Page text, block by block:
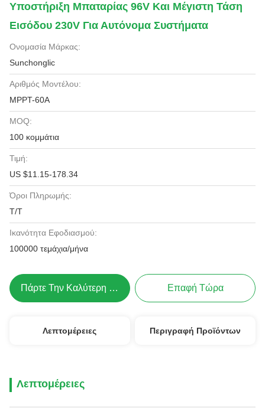
Υποστήριξη Μπαταρίας 96V Και Μέγιστη Τάση
Εισόδου 230V Για Αυτόνομα Συστήματα
Ονομασία Μάρκας:
Sunchonglic
Αριθμός Μοντέλου:
MPPT-60A
MOQ:
100 κομμάτια
Τιμή:
US $11.15-178.34
Όροι Πληρωμής:
Τ/Τ
Ικανότητα Εφοδιασμού:
100000 τεμάχια/μήνα
Πάρτε Την Καλύτερη Τιμή Επαφή Τώρα
Λεπτομέρειες Περιγραφή Προϊόντων
Λεπτομέρειες